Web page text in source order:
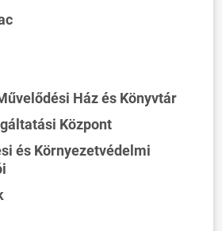
Ház és Könyvtár
Központ
és Környezetvédelmi